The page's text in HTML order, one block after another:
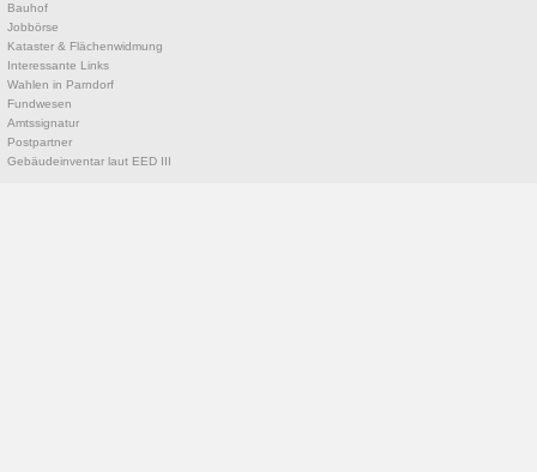
Bauhof
Jobbörse
Kataster & Flächenwidmung
Interessante Links
Wahlen in Parndorf
Fundwesen
Amtssignatur
Postpartner
Gebäudeinventar laut EED III